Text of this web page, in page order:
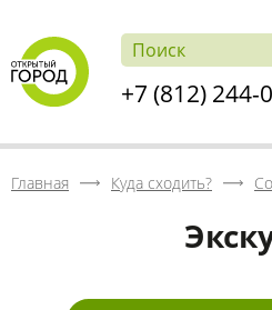
+7 (812) 244-
Главная Куда сходить?